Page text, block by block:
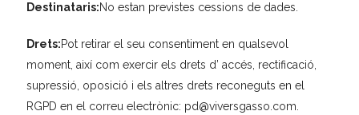
Destinataris:No estan previstes cessions de dades.
Drets:Pot retirar el seu consentiment en qualsevol
moment, així com exercir els drets d’ accés, rectificació,
supressió, oposició i els altres drets reconeguts en el
RGPD en el correu electrònic: pd@viversgasso.com.